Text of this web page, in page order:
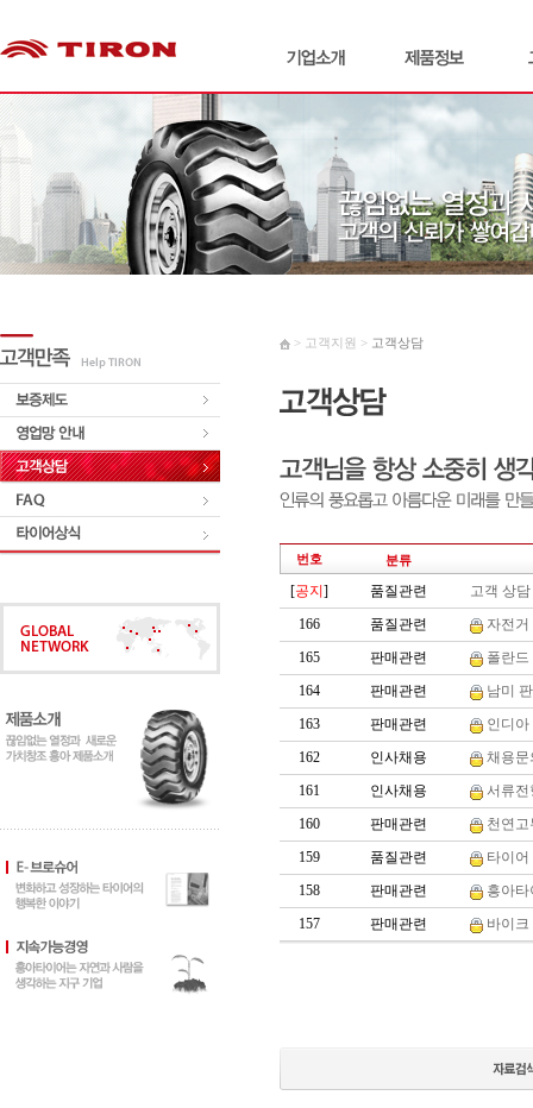
> 고객지원 > 고객상담
번호 분류
[공지 ] 품질관련
고객 상
166
품질관련
자전
165
판매관련
폴란드
164
판매관련
남미
163
판매관련
인디아
162
인사채용
채용문
161
인사채용
서류
160
판매관련
천연
159
품질관련
타이
158
판매관련
흥아
157
판매관련 바이